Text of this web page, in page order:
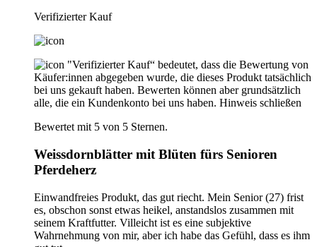
Verifizierter Kauf
"Verifizierter Kauf“ bedeutet, dass die Bewertung von
Käufer:innen abgegeben wurde, die dieses Produkt tatsächlich
bei uns gekauft haben. Bewerten können aber grundsätzlich
alle, die ein Kundenkonto bei uns haben. Hinweis schließen
Bewertet mit 5 von 5 Sternen.
Weissdornblätter mit Blüten fürs Senioren
Pferdeherz
Einwandfreies Produkt, das gut riecht. Mein Senior (27) frist
es, obschon sonst etwas heikel, anstandslos zusammen mit
seinem Kraftfutter. Villeicht ist es eine subjektive
Wahrnehmung von mir, aber ich habe das Gefühl, dass es ihm